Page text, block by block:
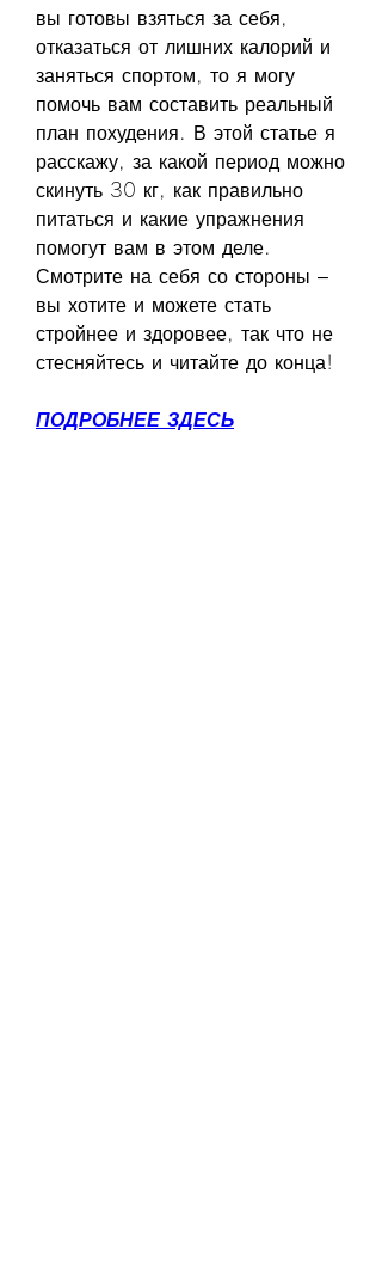
вы готовы взяться за себя,
отказаться от лишних калорий и
заняться спортом, то я могу
помочь вам составить реальный
план похудения. В этой статье я
расскажу, за какой период можно
скинуть 30 кг, как правильно
питаться и какие упражнения
помогут вам в этом деле.
Смотрите на себя со стороны –
вы хотите и можете стать
стройнее и здоровее, так что не
стесняйтесь и читайте до конца!
ПОДРОБНЕЕ ЗДЕСЬ